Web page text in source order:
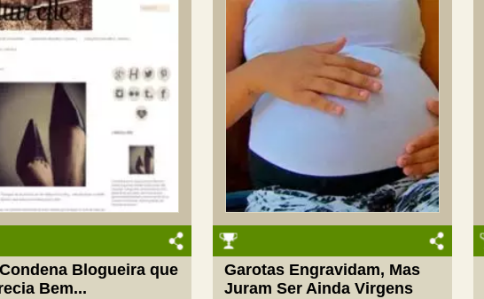
Blogueira que
Bem...
Garotas Engravidam, Mas
Juram Ser Ainda Virgens